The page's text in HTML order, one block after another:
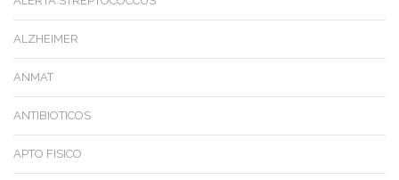
ALZHEIMER
ANMAT
ANTIBIOTICOS
APTO FISICO